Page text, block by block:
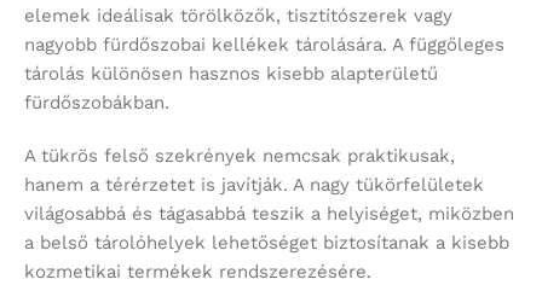
elemek ideálisak törölközők, tisztítószerek vagy
nagyobb fürdőszobai kellékek tárolására. A függőleges
tárolás különösen hasznos kisebb alapterületű
fürdőszobákban.
A tükrös felső szekrények nemcsak praktikusak,
hanem a térérzetet is javítják. A nagy tükörfelületek
világosabbá és tágasabbá teszik a helyiséget, miközben
a belső tárolóhelyek lehetőséget biztosítanak a kisebb
kozmetikai termékek rendszerezésére.